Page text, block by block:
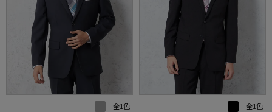
全1色 全1色